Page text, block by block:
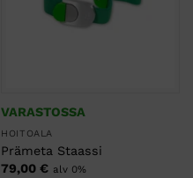
VARASTOSSA
HOITOALA
Prämeta Staassi
79,00€ alv 0%